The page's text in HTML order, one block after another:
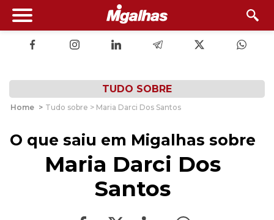
TUDO SOBRE
Home > Tudo sobre > Maria Darci Dos Santos
O que saiu em Migalhas sobre
Maria Darci Dos
Santos